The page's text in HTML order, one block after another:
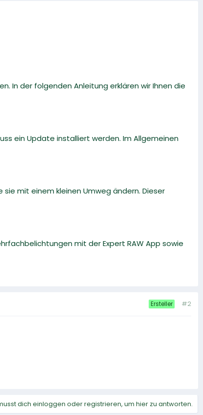
In der folgenden Anleitung erklären wir Ihnen die
ein Update installiert werden. Im Allgemeinen
mit einem kleinen Umweg ändern. Dieser
mit der Expert RAW App sowie
Ersteller #2
dich einloggen oder registrieren, um hier zu antworten.